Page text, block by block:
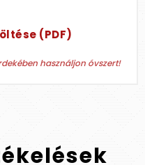
(PDF)
használjon óvszert!